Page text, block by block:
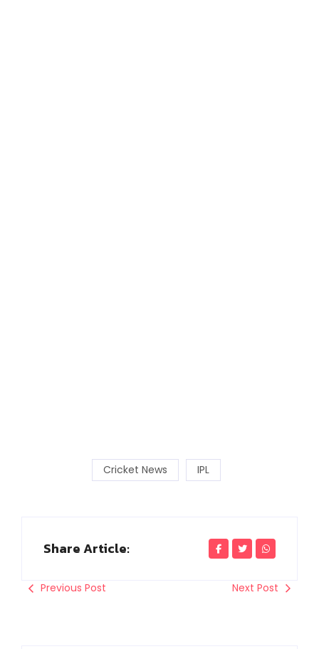
Cricket News IPL
Share Article:
Previous Post Next Post